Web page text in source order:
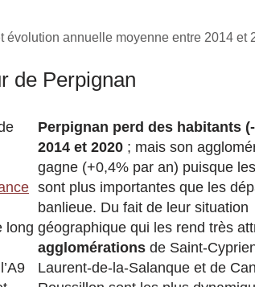
annuelle moyenne entre 2014 et
de Perpignan
long
Perpignan perd des habitants
2014 et 2020 ; mais son
gagne (+0,4% par an) puisque
sont plus importantes que les
banlieue. Du fait de leur situation
géographique qui les rend très
agglomérations de Saint-
Laurent-de-la-Salanque et de